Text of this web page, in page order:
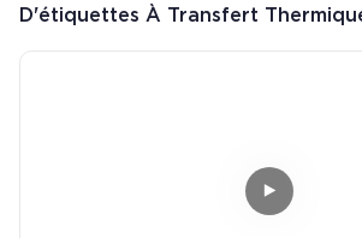
D'étiquettes À Transfert